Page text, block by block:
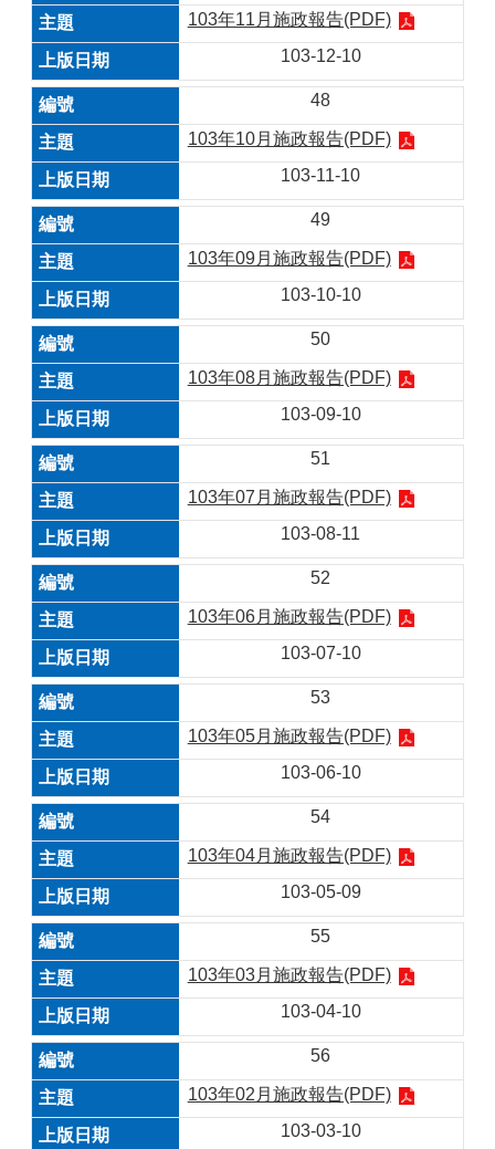
103年11月施政報告(PDF)
103-12-10
48
103年10月施政報告(PDF)
103-11-10
49
103年09月施政報告(PDF)
103-10-10
50
103年08月施政報告(PDF)
103-09-10
51
103年07月施政報告(PDF)
103-08-11
52
103年06月施政報告(PDF)
103-07-10
53
103年05月施政報告(PDF)
103-06-10
54
103年04月施政報告(PDF)
103-05-09
55
103年03月施政報告(PDF)
103-04-10
56
103年02月施政報告(PDF)
103-03-10